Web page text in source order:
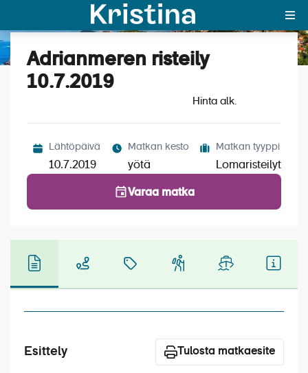
MAJAKKA-portaali
Yksin matkalle?
Suosikit
Matkatyypit
Matkakalenteri
Laivat
Hyvä tietää
Katso kuvat (4)
Adrianmeren risteily
10.7.2019
Hinta alk.
Lähtöpäivä
10.7.2019
Matkan kesto
yötä
Matkan tyyppi
Lomaristeilyt
Varaa matka
Esittely Tulosta matkaesite